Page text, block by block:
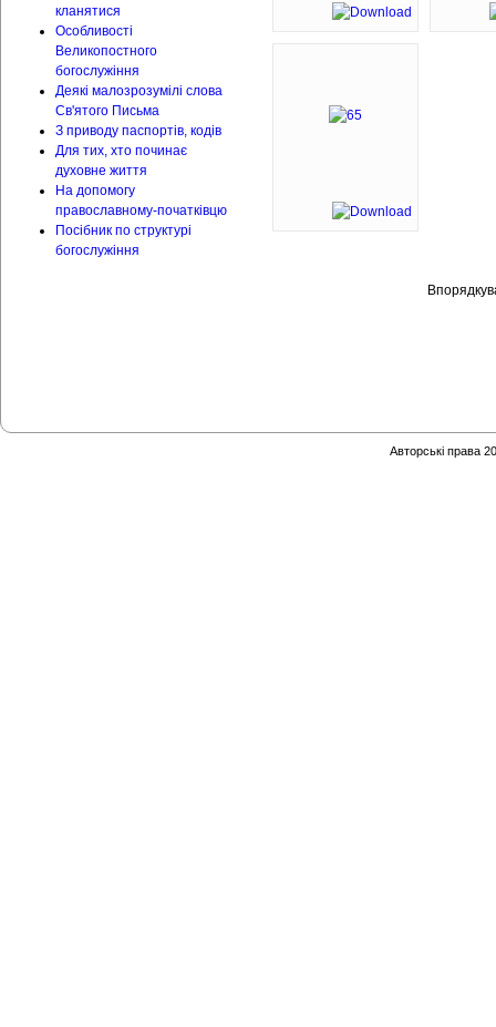
кланятися
Особливості
Великопостного
богослужіння
Деякі малозрозумілі слова
Св'ятого Письма
З приводу паспортів, кодів
Для тих, хто починає
духовне життя
На допомогу
православному-початківцю
Посібник по структурі
богослужіння
Авторські права